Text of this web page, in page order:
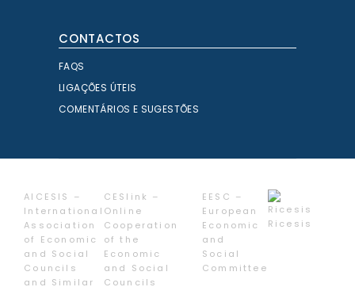
CONTACTOS
FAQS
LIGAÇÕES ÚTEIS
COMENTÁRIOS E SUGESTÕES
AICESIS –
International
Association
of Economic
and Social
Councils
and Similar
CESlink –
Online
Cooperation
of the
Economic
and Social
Councils
EESC –
European
Economic
and
Social
Committee
Ricesis